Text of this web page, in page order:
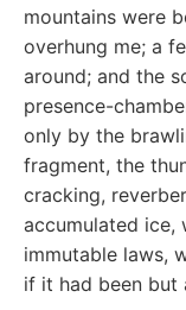
mountains were
overhung me; a
around; and the
presence-
only by the
fragment, the
cracking,
accumulated ice,
immutable laws,
if it had been but